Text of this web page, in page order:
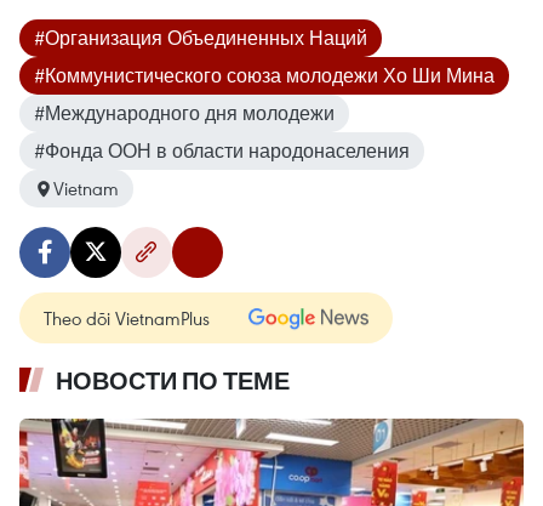
#Организация Объединенных Наций
#Коммунистического союза молодежи Хо Ши Мина
#Международного дня молодежи
#Фонда ООН в области народонаселения
Vietnam
Theo dõi VietnamPlus
НОВОСТИ ПО ТЕМЕ